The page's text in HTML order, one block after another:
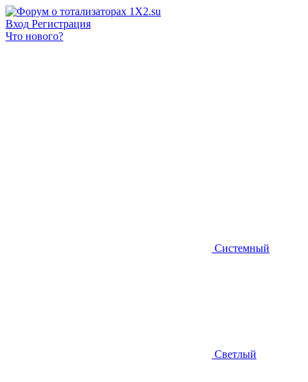
Вход Регистрация
Что нового?
Системный
Светлый